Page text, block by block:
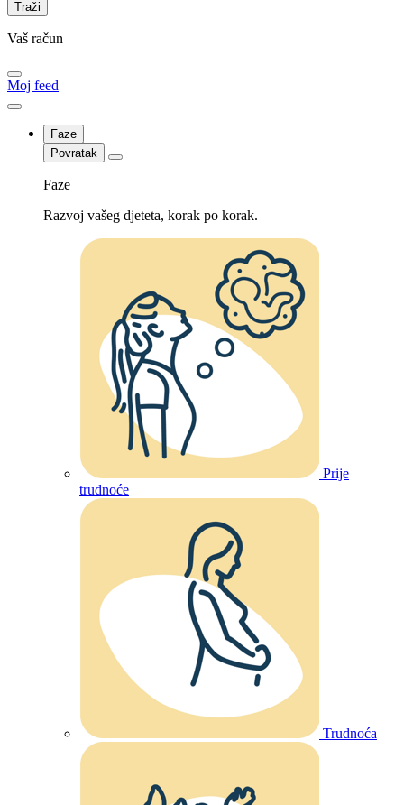
Vaš račun
Moj feed
Faze
Povratak
Faze
Razvoj vašeg djeteta, korak po korak.
Prije
trudnoće
Trudnoća